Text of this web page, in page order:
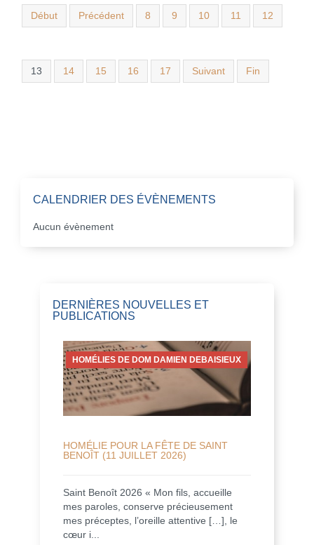
Début Précédent 8 9 10 11 12
13 14 15 16 17 Suivant Fin
CALENDRIER DES ÉVÈNEMENTS
Aucun évènement
DERNIÈRES NOUVELLES ET
PUBLICATIONS
HOMÉLIES DE DOM DAMIEN DEBAISIEUX
HOMÉLIE POUR LA FÊTE DE SAINT
BENOÎT (11 JUILLET 2026)
Saint Benoît 2026 « Mon fils, accueille
mes paroles, conserve précieusement
mes préceptes, l’oreille attentive […], le
cœur i...